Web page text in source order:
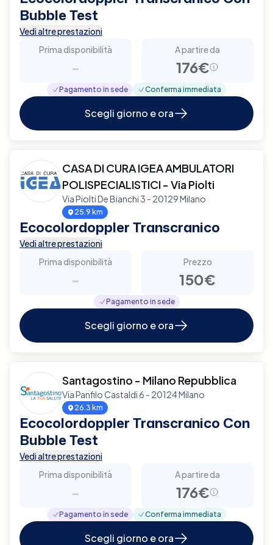
Bubble Test
Vedi altre prestazioni
Prima disponibilità
-
A partire da
176€
Pagamento in sede Conferma immediata
Scegli giorno e ora
CASA DI CURA IGEA AMBULATORI
POLISPECIALISTICI - Via Piolti
Via Piolti De Bianchi 3 - 20129 Milano
25.9 km
Ecocolordoppler Transcranico
Vedi altre prestazioni
Prima disponibilità
-
Prezzo
150€
Pagamento in sede
Scegli giorno e ora
Santagostino - Milano Repubblica
Via Panfilo Castaldi 6 - 20124 Milano
26.3 km
Ecocolordoppler Transcranico Con
Bubble Test
Vedi altre prestazioni
Prima disponibilità
-
A partire da
176€
Pagamento in sede Conferma immediata
Scegli giorno e ora